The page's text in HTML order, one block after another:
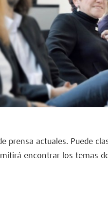
prensa actuales. Puede
encontrar los temas